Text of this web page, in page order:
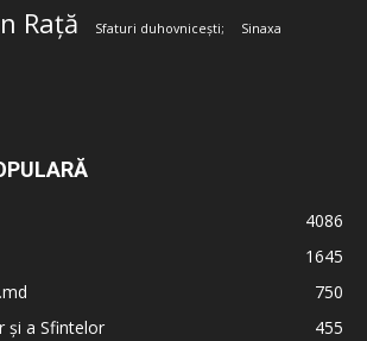
Rață Sfaturi duhovnicești; Sinaxa
4086
1645
750
și a Sfintelor
455